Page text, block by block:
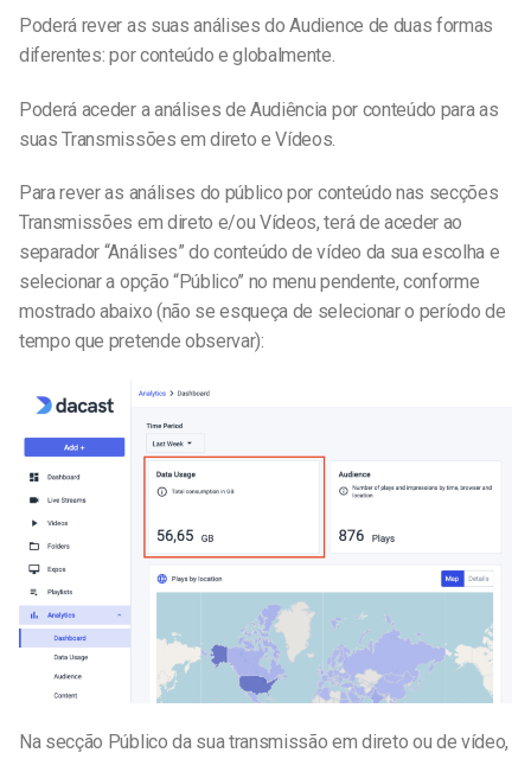
Poderá rever as suas análises do Audience de duas formas
diferentes: por conteúdo e globalmente.
Poderá aceder a análises de Audiência por conteúdo para as
suas Transmissões em direto e Vídeos.
Para rever as análises do público por conteúdo nas secções
Transmissões em direto e/ou Vídeos, terá de aceder ao
separador “Análises” do conteúdo de vídeo da sua escolha e
selecionar a opção “Público” no menu pendente, conforme
mostrado abaixo (não se esqueça de selecionar o período de
tempo que pretende observar):
Na secção Público da sua transmissão em direto ou de vídeo,